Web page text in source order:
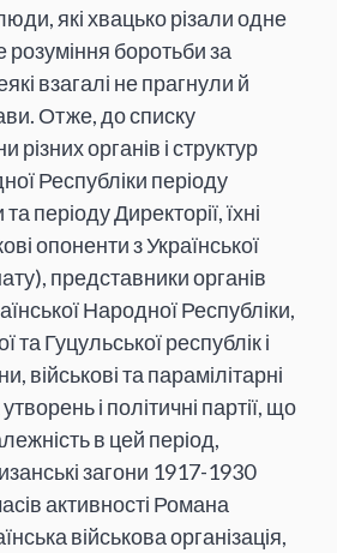
які хвацько різали одне
розуміння боротьби за
взагалі не прагнули й
Отже, до списку
органів і структур
Республіки періоду
періоду Директорії, їхні
опоненти з Української
представники органів
Народної Республіки,
та Гуцульської республік і
військові та парамілітарні
і політичні партії, що
в цей період,
загони 1917-1930
активності Романа
військова організація,